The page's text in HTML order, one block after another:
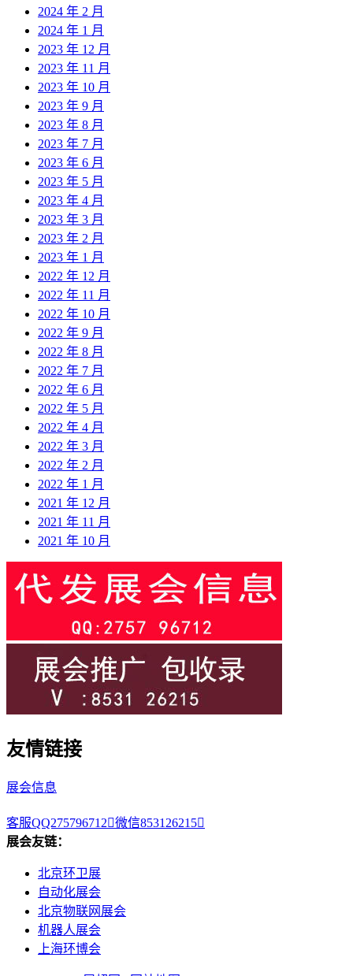
2024 年 2 月
2024 年 1 月
2023 年 12 月
2023 年 11 月
2023 年 10 月
2023 年 9 月
2023 年 8 月
2023 年 7 月
2023 年 6 月
2023 年 5 月
2023 年 4 月
2023 年 3 月
2023 年 2 月
2023 年 1 月
2022 年 12 月
2022 年 11 月
2022 年 10 月
2022 年 9 月
2022 年 8 月
2022 年 7 月
2022 年 6 月
2022 年 5 月
2022 年 4 月
2022 年 3 月
2022 年 2 月
2022 年 1 月
2021 年 12 月
2021 年 11 月
2021 年 10 月
友情链接
展会信息
客服QQ275796712微信853126215
展会友链：
北京环卫展
自动化展会
北京物联网展会
机器人展会
上海环博会